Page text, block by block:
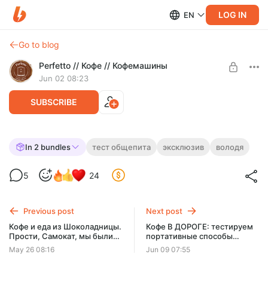
EN LOG IN
Go to blog
Perfetto // Кофе // Кофемашины
Jun 02 08:23
SUBSCRIBE
Кофе с доставкой из Coffee Industry
Заказали кофе из НАСТОЯЩЕЙ кофейни, чтобы раз и
Дебютант
In 2 bundles тест общепита эксклюзив володя
5 24
Previous post
Кофе и еда из Шоколадницы.
Прости, Самокат, мы были
жестоки к тебе...
May 26 08:16
Next post
Кофе В ДОРОГЕ: тестируем
портативные способы
приготовления. Часть 2
Jun 09 07:55